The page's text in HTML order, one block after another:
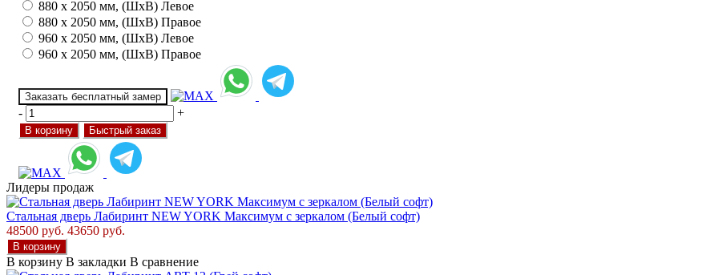
880 х 2050 мм, (ШхВ) Левое
880 х 2050 мм, (ШхВ) Правое
960 х 2050 мм, (ШхВ) Левое
960 х 2050 мм, (ШхВ) Правое
Заказать бесплатный замер
- +
В корзину Быстрый заказ
Лидеры продаж
Стальная дверь Лабиринт NEW YORK Максимум с зеркалом (Белый софт)
48500 руб. 43650 руб.
В корзину
В корзину В закладки В сравнение